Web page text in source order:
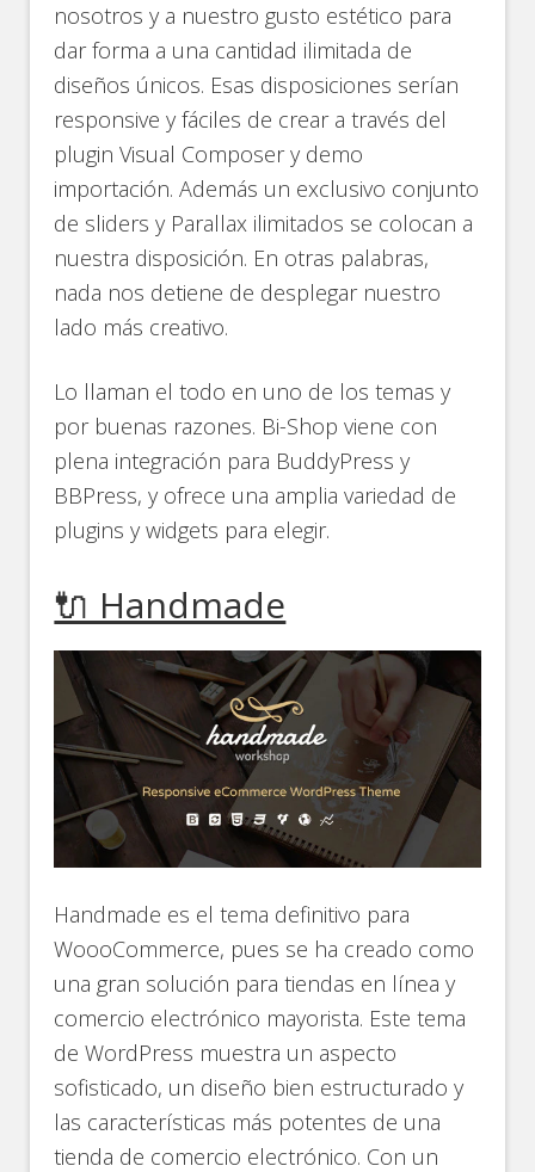
nosotros y a nuestro gusto estético para
dar forma a una cantidad ilimitada de
diseños únicos. Esas disposiciones serían
responsive y fáciles de crear a través del
plugin Visual Composer y demo
importación. Además un exclusivo conjunto
de sliders y Parallax ilimitados se colocan a
nuestra disposición. En otras palabras,
nada nos detiene de desplegar nuestro
lado más creativo.
Lo llaman el todo en uno de los temas y
por buenas razones. Bi-Shop viene con
plena integración para BuddyPress y
BBPress, y ofrece una amplia variedad de
plugins y widgets para elegir.
🔌 Handmade
Handmade es el tema definitivo para
WoooCommerce, pues se ha creado como
una gran solución para tiendas en línea y
comercio electrónico mayorista. Este tema
de WordPress muestra un aspecto
sofisticado, un diseño bien estructurado y
las características más potentes de una
tienda de comercio electrónico. Con un